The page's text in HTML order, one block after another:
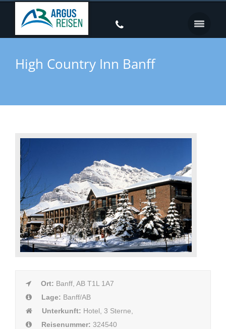
High Country Inn Banff
Ort: Banff, AB T1L 1A7
Lage: Banff/AB
Unterkunft: Hotel, 3 Sterne,
Reisenummer: 324540